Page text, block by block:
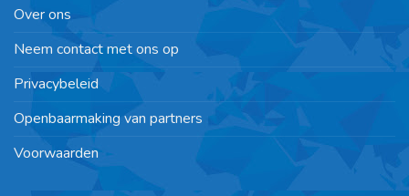
Over ons
Neem contact met ons op
Privacybeleid
Openbaarmaking van partners
Voorwaarden